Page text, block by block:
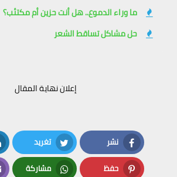
ما وراء الدموع.. هل أنت حزين أم مكتئب؟
حل مشاكل تساقط الشعر
إعلان نهاية المقال
نشر
Facebook
تغريد
Twitter
حفظ مشاركة